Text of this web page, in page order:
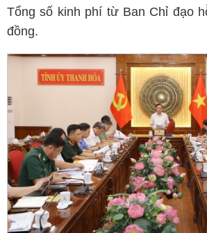
Tổng số kinh phí từ Ban Chỉ đạo
đồng.